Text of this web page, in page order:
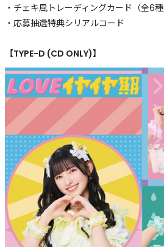
・チェキ風トレーディングカード（全6種
・応募抽選特典シリアルコード
【TYPE-D (CD ONLY)】